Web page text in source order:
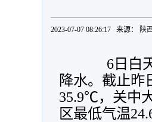
2023-07-07 08:26:17 来源： 陕
6日白天
降水。截止昨
35.9℃，关中
区最低气温